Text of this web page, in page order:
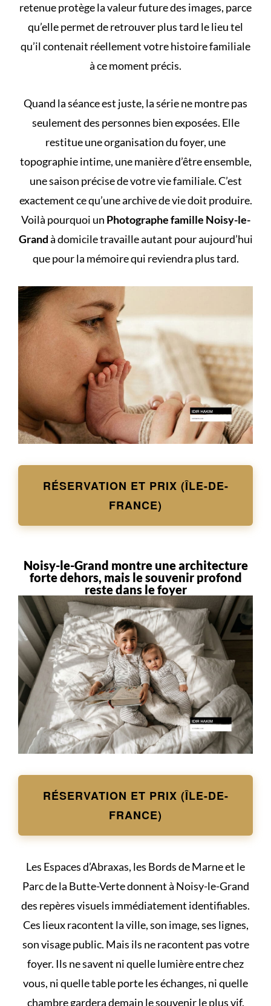
retenue protège la valeur future des images, parce
qu’elle permet de retrouver plus tard le lieu tel
qu’il contenait réellement votre histoire familiale
à ce moment précis.
Quand la séance est juste, la série ne montre pas
seulement des personnes bien exposées. Elle
restitue une organisation du foyer, une
topographie intime, une manière d’être ensemble,
une saison précise de votre vie familiale. C’est
exactement ce qu’une archive de vie doit produire.
Voilà pourquoi un Photographe famille Noisy-le-
Grandà domicile travaille autant pour aujourd’hui
que pour la mémoire qui reviendra plus tard.
RÉSERVATION ET PRIX (ÎLE-DE-
FRANCE)
Noisy-le-Grand montre une architecture
forte dehors, mais le souvenir profond
reste dans le foyer
RÉSERVATION ET PRIX (ÎLE-DE-
FRANCE)
Les Espaces d’Abraxas, les Bords de Marne et le
Parc de la Butte-Verte donnent à Noisy-le-Grand
des repères visuels immédiatement identifiables.
Ces lieux racontent la ville, son image, ses lignes,
son visage public. Mais ils ne racontent pas votre
foyer. Ils ne savent ni quelle lumière entre chez
vous, ni quelle table porte les échanges, ni quelle
chambre gardera demain le souvenir le plus vif.